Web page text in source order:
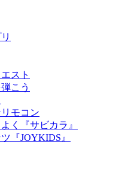
スト
こう
モコン
く『サビカラ』
『JOYKIDS』